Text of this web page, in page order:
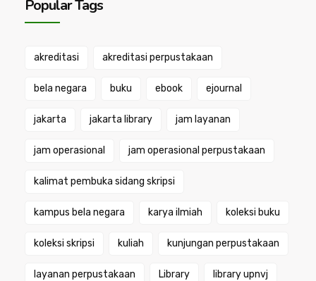
Popular Tags
akreditasi akreditasi perpustakaan
bela negara buku ebook ejournal
jakarta jakarta library jam layanan
jam operasional jam operasional perpustakaan
kalimat pembuka sidang skripsi
kampus bela negara karya ilmiah koleksi buku
koleksi skripsi kuliah kunjungan perpustakaan
layanan perpustakaan Library library upnvj